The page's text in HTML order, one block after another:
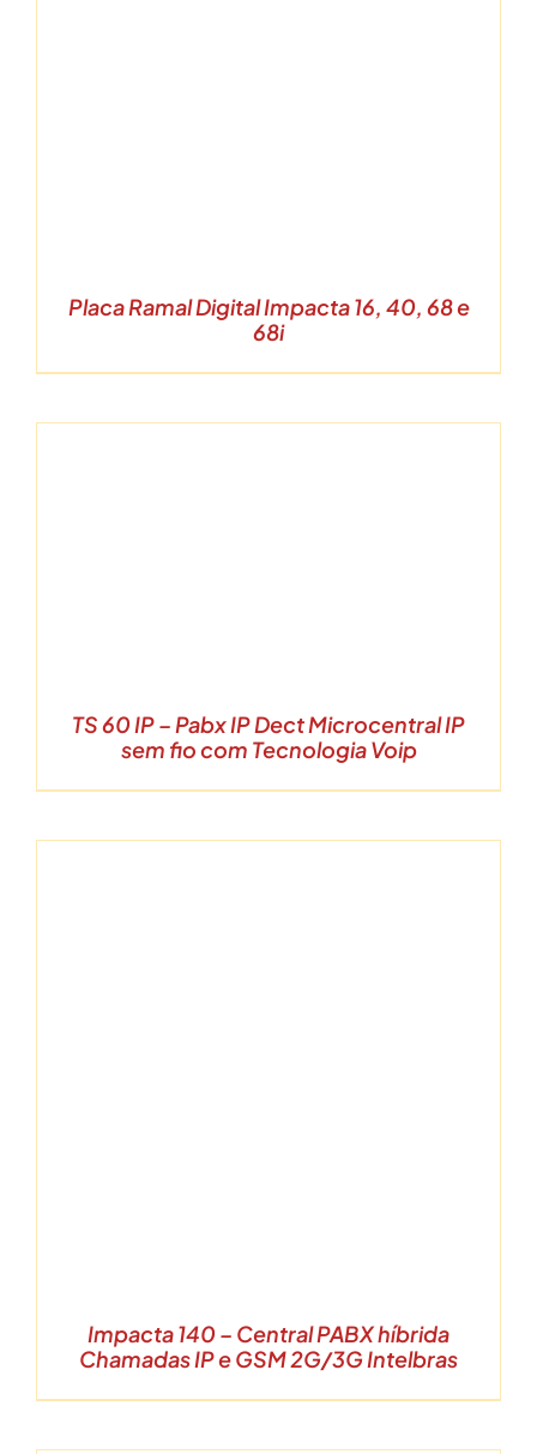
Placa Ramal Digital Impacta 16, 40, 68 e
68i
TS 60 IP – Pabx IP Dect Microcentral IP
sem fio com Tecnologia Voip
Impacta 140 – Central PABX híbrida
Chamadas IP e GSM 2G/3G Intelbras